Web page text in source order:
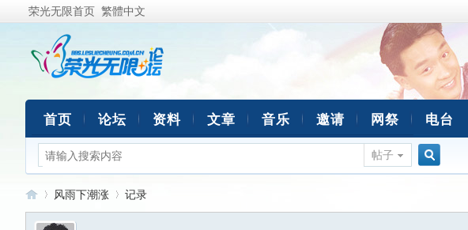
荣光无限首页 繁體中文
首页 论坛 资料 文章 音乐 邀请 网祭 电台
帖子
搜
风雨下潮涨 记录